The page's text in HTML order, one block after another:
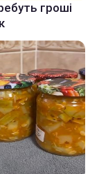
гроші